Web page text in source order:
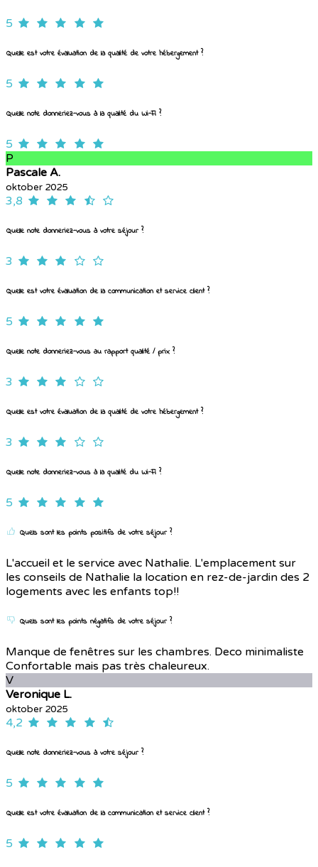
5
Quelle est votre évaluation de la qualité de votre hébergement ?
5
Quelle note donneriez-vous à la qualité du Wi-Fi ?
5
P
Pascale A.
oktober 2025
3,8
Quelle note donneriez-vous à votre séjour ?
3
Quelle est votre évaluation de la communication et service client ?
5
Quelle note donneriez-vous au rapport qualité / prix ?
3
Quelle est votre évaluation de la qualité de votre hébergement ?
3
Quelle note donneriez-vous à la qualité du Wi-Fi ?
5
Quels sont les points positifs de votre séjour ?
L'accueil et le service avec Nathalie. L'emplacement sur
les conseils de Nathalie la location en rez-de-jardin des 2
logements avec les enfants top!!
Quels sont les points négatifs de votre séjour ?
Manque de fenêtres sur les chambres. Deco minimaliste
Confortable mais pas très chaleureux.
V
Veronique L.
oktober 2025
4,2
Quelle note donneriez-vous à votre séjour ?
5
Quelle est votre évaluation de la communication et service client ?
5